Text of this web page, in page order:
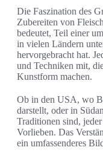
Die Faszination des
Zubereiten von
bedeutet, Teil einer
in vielen Ländern
hervorgebracht hat.
und Techniken mit,
Kunstform machen.
Ob in den USA, wo
darstellt, oder in
Traditionen sind,
Vorlieben. Das
ein umfassenderes